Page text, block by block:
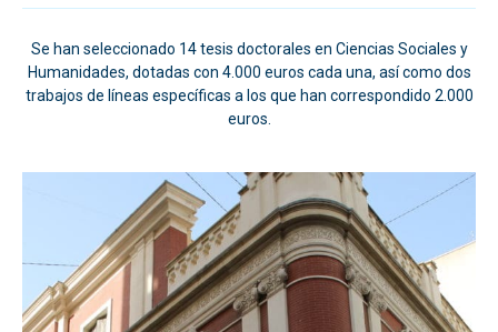
Se han seleccionado 14 tesis doctorales en Ciencias Sociales y
Humanidades, dotadas con 4.000 euros cada una, así como dos
trabajos de líneas específicas a los que han correspondido 2.000
euros.